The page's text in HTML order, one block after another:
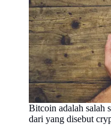
Bitcoin adalah salah
dari yang disebut